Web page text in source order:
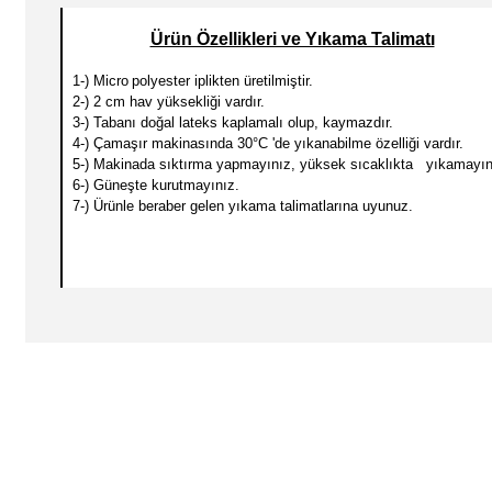
Ürün Özellikleri ve Yıkama Talimatı
1-) Micro polyester iplikten üretilmiştir.
2-) 2 cm hav yüksekliği vardır.
3-) Tabanı doğal lateks kaplamalı olup, kaymazdır.
4-) Çamaşır makinasında 30°C 'de yıkanabilme özelliği vardır.
5-) Makinada sıktırma yapmayınız, yüksek sıcaklıkta
6-) Güneşte kurutmayınız.
7-) Ürünle beraber gelen yıkama talimatlarına uyunuz.